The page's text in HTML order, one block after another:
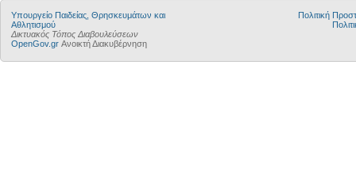
Υπουργείο Παιδείας, Θρησκευμάτων και
Αθλητισμού
Δικτυακός Τόπος Διαβουλεύσεων
OpenGov.gr Ανοικτή Διακυβέρνηση
Πολιτική